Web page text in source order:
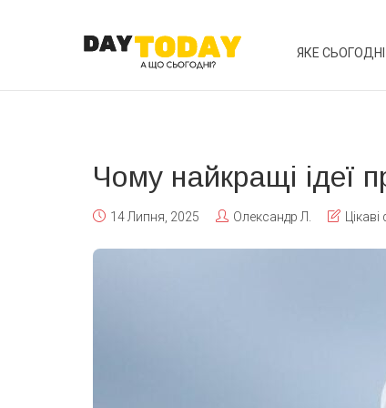
ЯКЕ
Чому найкращі ідеї
14 Липня, 2025 Олександр Л.